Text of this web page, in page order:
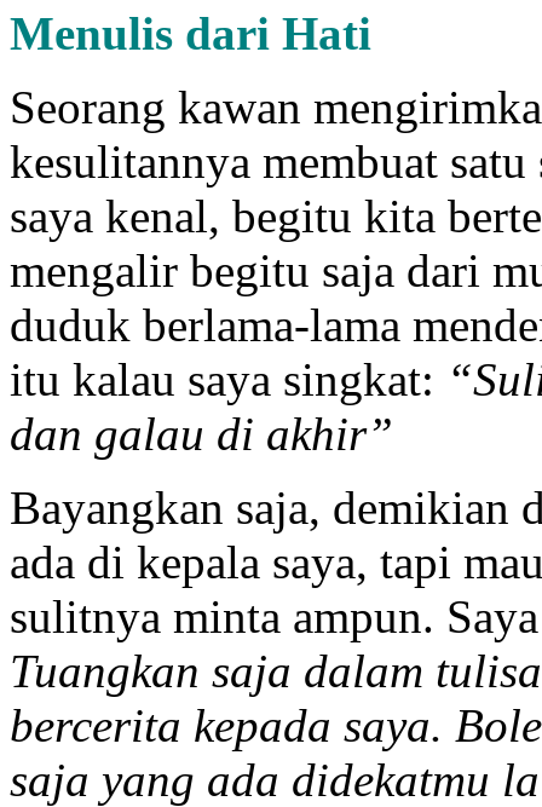
Menulis dari Hati
Seorang kawan
kesulitannya membuat
saya kenal, begitu kita
mengalir begitu saja dari
duduk berlama-lama
itu kalau saya singkat:
dan galau di akhir”
Bayangkan saja, demikian
ada di kepala saya, tapi
sulitnya minta ampun.
Tuangkan saja dalam
bercerita kepada saya.
saja yang ada didekatmu